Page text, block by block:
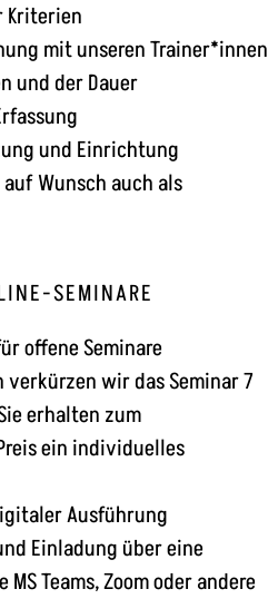
Kriterien
mit unseren Trainer*innen
und der Dauer
und Einrichtung
Wunsch auch als
SEMINARE
offene Seminare
verkürzen wir das Seminar 7
erhalten zum
ein individuelles
Ausführung
Einladung über eine
Teams, Zoom oder andere